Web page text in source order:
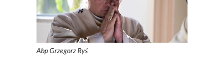
Abp Grzegorz Ryś